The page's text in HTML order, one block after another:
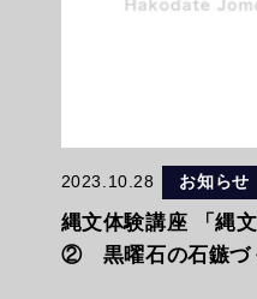
2023.10.28 お知らせ
縄文体験講座 「縄
② 黒曜石の石鏃づ